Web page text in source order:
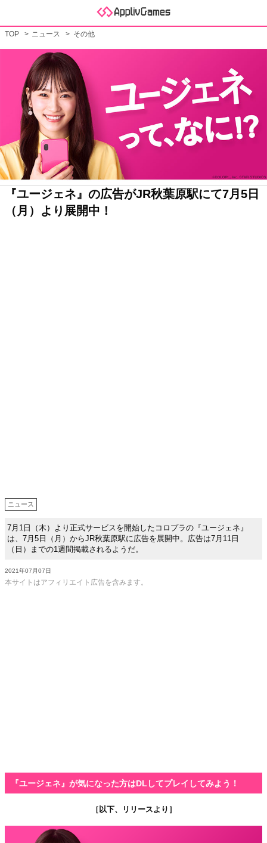
TOP ニュース その他
『ユージェネ』の広告がJR秋葉原駅にて7月5日
（月）より展開中！
ニュース
7月1日（木）より正式サービスを開始したコロプラの『ユージェネ』
は、7月5日（月）からJR秋葉原駅に広告を展開中。広告は7月11日
（日）までの1週間掲載されるようだ。
2021年07月07日
本サイトはアフィリエイト広告を含みます。
『ユージェネ』が気になった方はDLしてプレイしてみよう！
［以下、リリースより］